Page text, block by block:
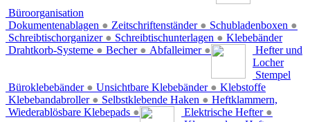
Büroorganisation
Dokumentenablagen ● Zeitschriftenständer ● Schubladenboxen ●
Schreibtischorganizer ● Schreibtischunterlagen ●
Drahtkorb-Systeme ● Becher ● Abfalleimer ●
Klebebänder
Büroklebebänder ● Unsichtbare Klebebänder ●
Klebebandabroller ● Selbstklebende Haken ●
Wiederablösbare Klebepads ●
Hefter und
Locher
Elektrische Hefter ●
Stempel
Klebstoffe
Heftklammern,